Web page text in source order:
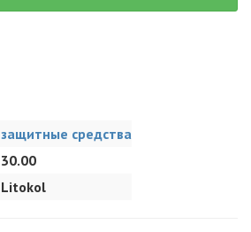
защитные средства
30.00
Litokol